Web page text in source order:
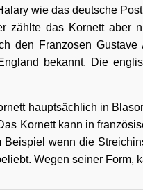
wie das deutsche
zählte das Kornett aber
den Franzosen
bekannt. Die
hauptsächlich in
Kornett kann in
Beispiel wenn die
Wegen seiner Form,